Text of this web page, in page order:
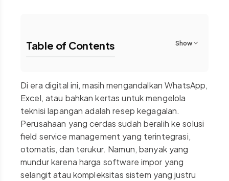
Table of Contents Show
Di era digital ini, masih mengandalkan WhatsApp,
Excel, atau bahkan kertas untuk mengelola
teknisi lapangan adalah resep kegagalan.
Perusahaan yang cerdas sudah beralih ke solusi
field service management yang terintegrasi,
otomatis, dan terukur. Namun, banyak yang
mundur karena harga software impor yang
selangit atau kompleksitas sistem yang justru